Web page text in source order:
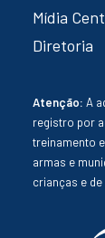
Mídia
Diretoria
Atenção: A
registro por
treinamento
armas e
crianças e